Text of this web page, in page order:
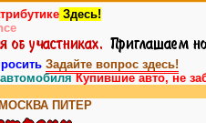
Здесь!
Задайте вопрос здесь!
Купившие авто, не
МОСКВА ПИТЕР